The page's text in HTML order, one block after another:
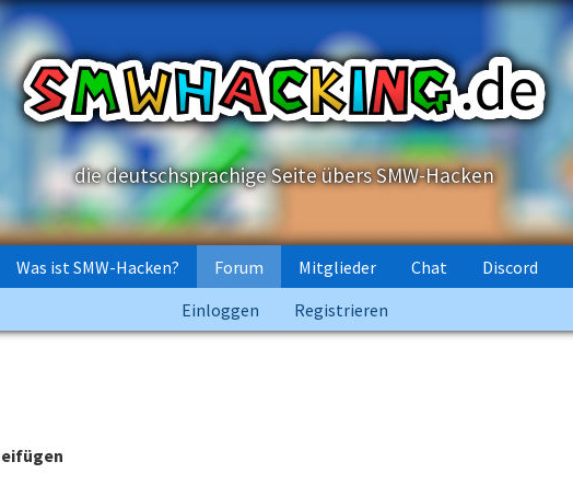
die deutschsprachige Seite übers SMW-Hacken
Was ist SMW-Hacken? Forum Mitglieder Chat Discord
Einloggen
Registrieren
eifügen